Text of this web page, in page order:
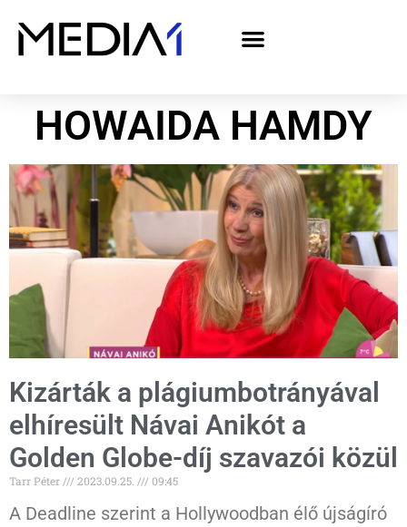
HOWAIDA HAMDY
Kizárták a plágiumbotrányával
elhíresült Návai Anikót a
Golden Globe-díj szavazói közül
Tarr Péter 2023.09.25. 09:45
A Deadline szerint a Hollywoodban élő újságíró